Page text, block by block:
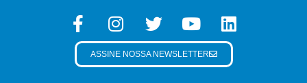
ASSINE NOSSA NEWSLETTER